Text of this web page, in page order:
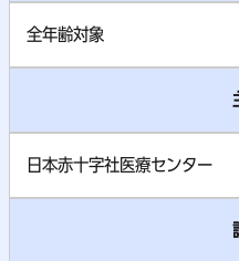
全年齢対象
日本赤十字社医療センター